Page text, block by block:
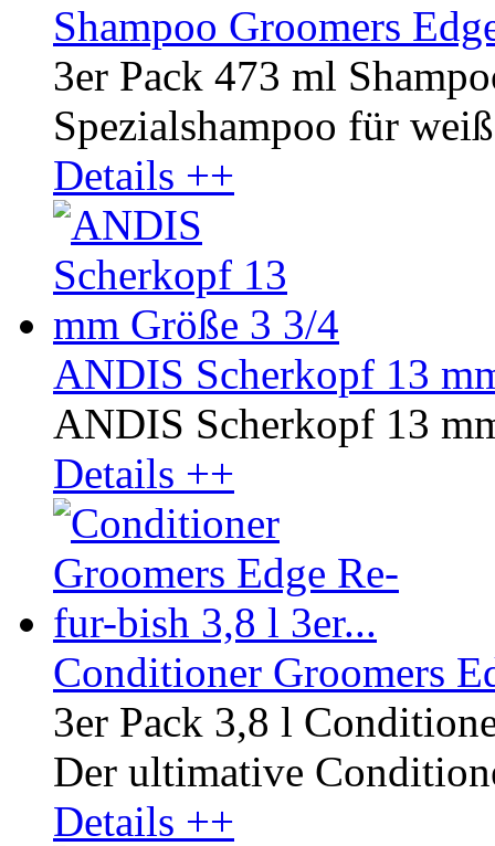
Shampoo Groomers
3er Pack 473 ml
Spezialshampoo für
Details ++
ANDIS Scherkopf 13
ANDIS Scherkopf 13
Details ++
Conditioner Groomers
3er Pack 3,8 l
Der ultimative
Details ++